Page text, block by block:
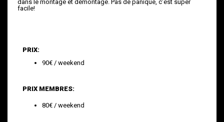
dans le montage et démontage. Pas de panique, c’est super
facile!
PRIX:
90€ / weekend
PRIX MEMBRES:
80€ / weekend